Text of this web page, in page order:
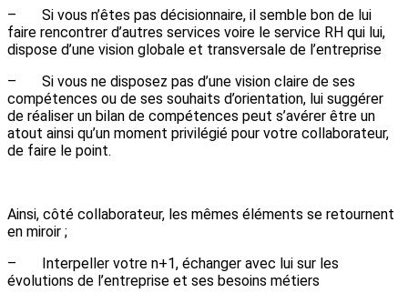
– Si vous n’êtes pas décisionnaire, il semble bon de lui
faire rencontrer d’autres services voire le service RH qui lui,
dispose d’une vision globale et transversale de l’entreprise
– Si vous ne disposez pas d’une vision claire de ses
compétences ou de ses souhaits d’orientation, lui suggérer
de réaliser un bilan de compétences peut s’avérer être un
atout ainsi qu’un moment privilégié pour votre collaborateur,
de faire le point.
Ainsi, côté collaborateur, les mêmes éléments se retournent
en miroir ;
– Interpeller votre n+1, échanger avec lui sur les
évolutions de l’entreprise et ses besoins métiers